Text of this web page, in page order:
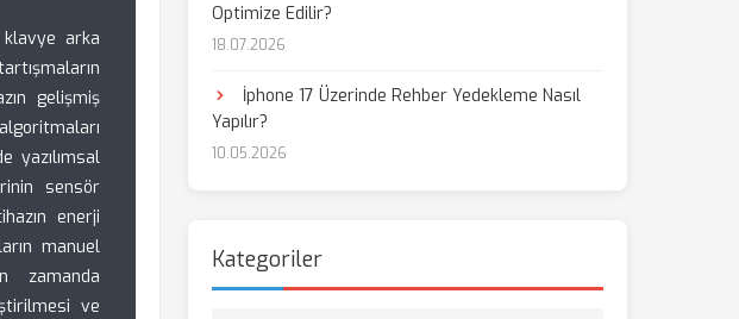
klavye arka
gelişmiş
yazılımsal
sensör
enerji
manuel
zamanda
ve
Optimize Edilir?
18.07.2026
İphone 17 Üzerinde Rehber Yedekleme Nasıl
Yapılır?
10.05.2026
Kategoriler